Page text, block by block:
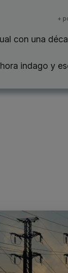
+
con una
indago y